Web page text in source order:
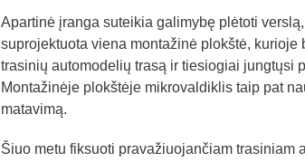
Apartinė įranga suteikia galimybę plėtoti
suprojektuota viena montažinė plokštė,
trasinių automodelių trasą ir tiesiogiai jungtųsi
Montažinėje plokštėje mikrovaldiklis taip pat
matavimą.
Šiuo metu fiksuoti pravažiuojančiam